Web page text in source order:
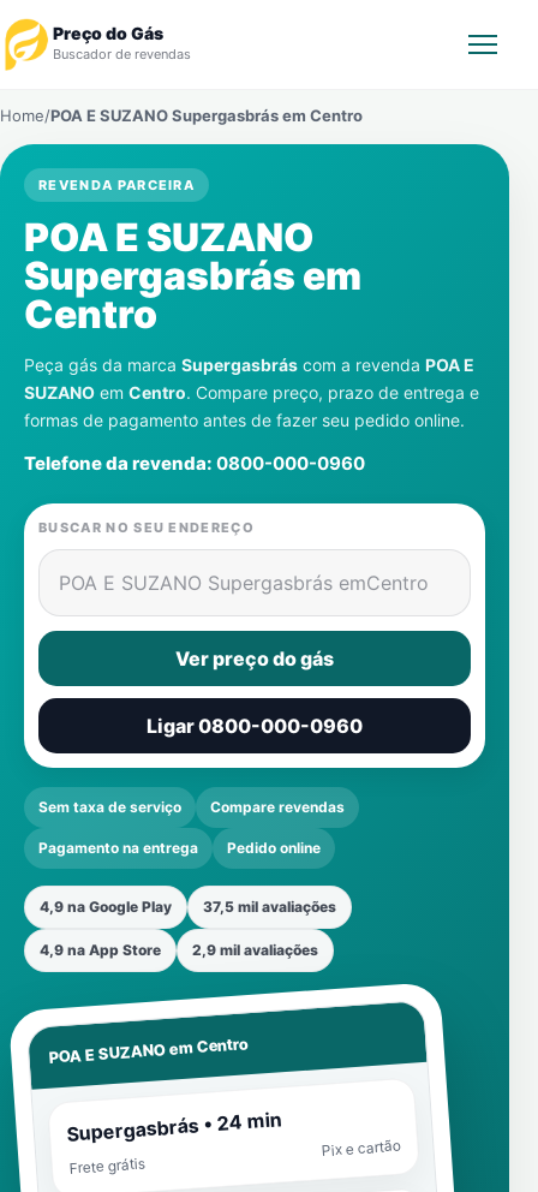
Preço do Gás
Buscador de revendas
Revendedor
Notícias
Cadastre-se
Gás
Home/POA E SUZANO Supergasbrás em Centro
REVENDA PARCEIRA
POA E SUZANO
Supergasbrás em
Centro
Peça gás da marca Supergasbrás com a revenda POA E
SUZANO em Centro. Compare preço, prazo de entrega e
formas de pagamento antes de fazer seu pedido online.
Telefone da revenda: 0800-000-0960
BUSCAR NO SEU ENDEREÇO
POA E SUZANO Supergasbrás emCentro
Ver preço do gás
Ligar 0800-000-0960
Sem taxa de serviço Compare revendas
Pagamento na entrega Pedido online
4,9 na Google Play 37,5 mil avaliações
4,9 na App Store 2,9 mil avaliações
POA E SUZANO emCentro
Supergasbrás • 24 min
Frete grátis
Pix e cartão